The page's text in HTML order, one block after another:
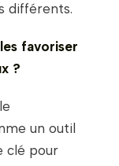
différents.
favoriser
?
un outil
clé pour